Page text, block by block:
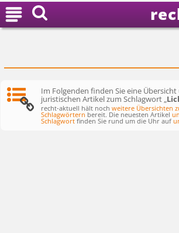

Im Folgenden finden Sie eine
juristischen Artikel zum Schlagwort „
recht-aktuell hält nochweitere Übersichten
Schlagwörtern bereit. Die neuesten Artikel
Schlagwort finden Sie rund um die Uhr auf